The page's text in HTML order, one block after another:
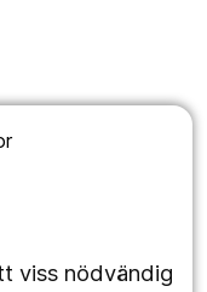
viss nödvändig